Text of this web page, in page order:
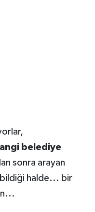
belediye
sonra arayan
halde... bir